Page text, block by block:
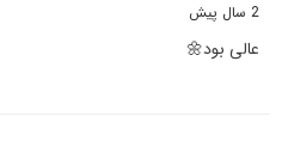
2 سال پیش
عالی بود🌼